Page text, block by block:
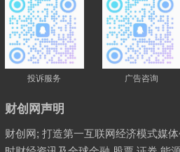
投诉服务 广告咨询
财创网声明
财创网; 打造第一互联网经济模式媒